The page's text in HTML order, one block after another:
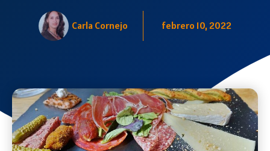
Carla Cornejo febrero 10, 2022